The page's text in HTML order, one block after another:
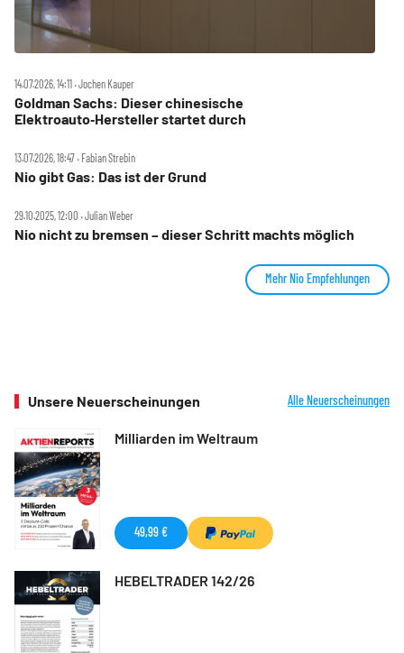
14.07.2026, 14:11 ‧ Jochen Kauper
Goldman Sachs: Dieser chinesische
Elektroauto‑Hersteller startet durch
13.07.2026, 18:47 ‧ Fabian Strebin
Nio gibt Gas: Das ist der Grund
29.10.2025, 12:00 ‧ Julian Weber
Nio nicht zu bremsen – dieser Schritt machts möglich
Mehr Nio Empfehlungen
Unsere Neuerscheinungen Alle Neuerscheinungen
Milliarden im Weltraum
49,99 €
HEBELTRADER 142/26